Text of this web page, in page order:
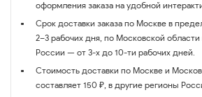
оформления заказа на удобной
Срок доставки заказа по Москве в
2–3 рабочих дня, по Московской
России — от 3-х до 10-ти рабочих дней.
Стоимость доставки по Москве и
составляет 150 ₽, в другие регионы